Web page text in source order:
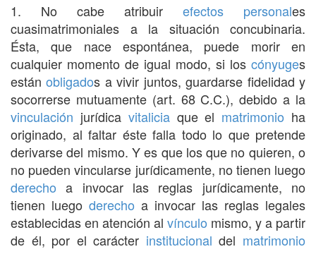
1. No cabe atribuir efectos personales
cuasimatrimoniales a la situación concubinaria.
Ésta, que nace espontánea, puede morir en
cualquier momento de igual modo, si los cónyuges
estánobligados a vivir juntos, guardarse fidelidad y
socorrerse mutuamente (art. 68 C.C.), debido a la
vinculación jurídica vitaliciaque el matrimonio ha
originado, al faltar éste falla todo lo que pretende
derivarse del mismo. Y es que los que no quieren, o
no pueden vincularse jurídicamente, no tienen luego
derecho a invocar las reglas jurídicamente, no
tienen luego derecho a invocar las reglas legales
establecidas en atención al vínculo mismo, y a partir
de él, por el carácter institucional del matrimonio